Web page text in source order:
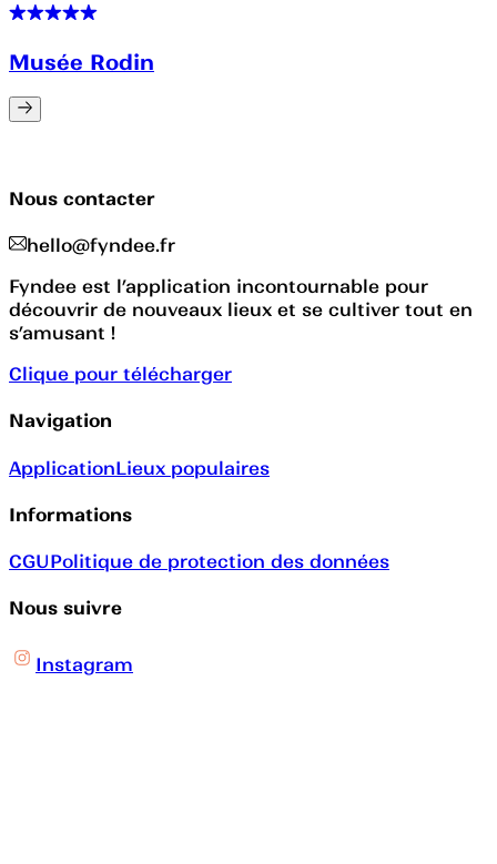
Musée Rodin
Nous contacter
hello@fyndee.fr
Fyndee est l’application incontournable pour
découvrir de nouveaux lieux et se cultiver tout en
s’amusant !
Clique pour télécharger
Navigation
ApplicationLieux populaires
Informations
CGUPolitique de protection des données
Nous suivre
Instagram